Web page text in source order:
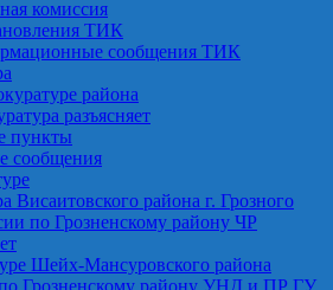
комиссия
ТИК
сообщения ТИК
района
разъясняет
пункты
сообщения
Висаитовского района г. Грозного
по Грозненскому району ЧР
Шейх-Мансуровского района
Грозненскому району УНД и ПР ГУ